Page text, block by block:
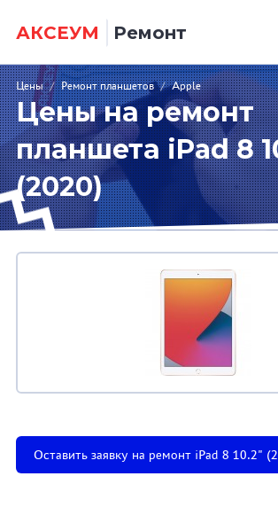
АКСЕУМ Ремонт
Цены / Ремонт планшетов / Apple
Цены на ремонт
планшета iPad 8
(2020)
Оставить заявку на ремонт iPad 8 10.2"